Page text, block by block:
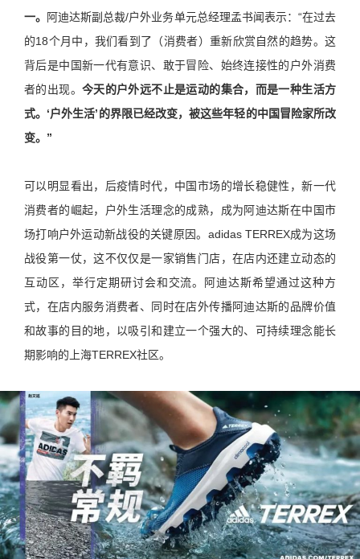
一。 阿迪达斯副总裁/户外业务单元总经理孟书闻表示：“在过去
的18个月中，我们看到了（消费者）重新欣赏自然的趋势。这
背后是中国新一代有意识、敢于冒险、始终连接性的户外消费
者的出现。 今天的户外远不止是运动的集合，而是一种生活方
式。‘户外生活’的界限已经改变，被这些年轻的中国冒险家所改
变。”
可以明显看出，后疫情时代，中国市场的增长稳健性，新一代
消费者的崛起，户外生活理念的成熟，成为阿迪达斯在中国市
场打响户外运动新战役的关键原因。adidas TERREX成为这场
战役第一仗，这不仅仅是一家销售门店，在店内还建立动态的
互动区，举行定期研讨会和交流。阿迪达斯希望通过这种方
式，在店内服务消费者、同时在店外传播阿迪达斯的品牌价值
和故事的目的地，以吸引和建立一个强大的、可持续理念能长
期影响的上海TERREX社区。